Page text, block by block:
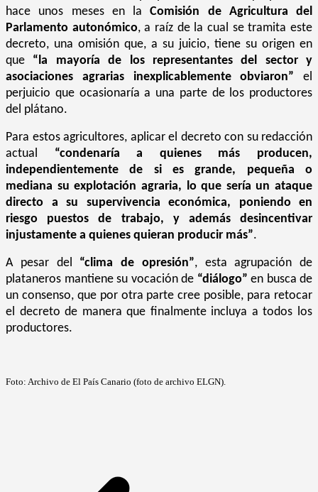
hace unos meses en laComisión de Agricultura del
Parlamento autonómico, a raíz de la cual se tramita este
decreto, una omisión que, a su juicio, tiene su origen en
que “la mayoría de los representantes del sector y
asociaciones agrarias inexplicablemente obviaron” el
perjuicio que ocasionaría a una parte de los productores
del plátano.
Para estos agricultores, aplicar el decreto con su redacción
actual “condenaría a quienes más producen,
independientemente de si es grande, pequeña o
mediana su explotación agraria, lo que sería un ataque
directo a su supervivencia económica, poniendo en
riesgo puestos de trabajo, y además desincentivar
injustamente a quienes quieran producir más”.
A pesar del “clima de opresión”, esta agrupación de
plataneros mantiene su vocación de “diálogo” en busca de
un consenso, que por otra parte cree posible, para retocar
el decreto de manera que finalmente incluya a todos los
productores.
Foto: Archivo de El País Canario (foto de archivo ELGN).